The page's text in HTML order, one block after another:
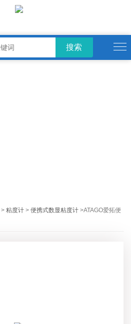
>粘度计 >便携式数显粘度计 >ATAGO爱拓便